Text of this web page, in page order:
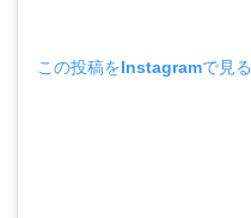
この投稿をInstagramで見る